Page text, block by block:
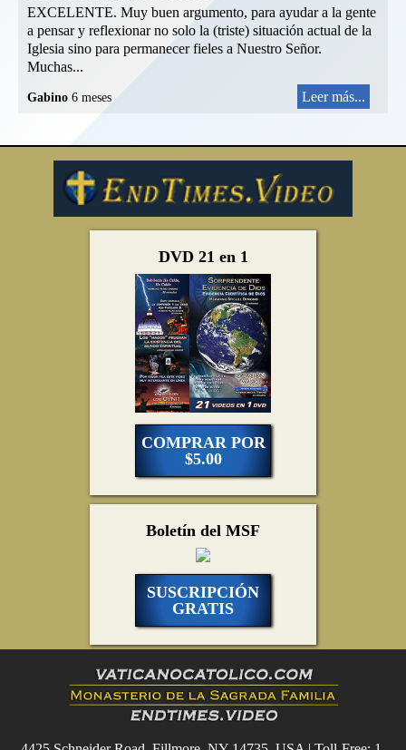
EXCELENTE. Muy buen argumento, para ayudar a la gente
a pensar y reflexionar no solo la (triste) situación actual de la
Iglesia sino para permanecer fieles a Nuestro Señor.
Muchas...
Gabino 6 meses Leer más...
DVD 21 en 1
COMPRAR POR
$5.00
Boletín del MSF
SUSCRIPCIÓN
GRATIS